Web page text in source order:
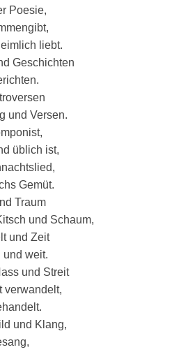
Poesie,
liebt.
Geschichten
und Versen.
üblich ist,
Gemüt.
Traum
und Schaum,
und Zeit
und weit.
und Streit
verwandelt,
und Klang,